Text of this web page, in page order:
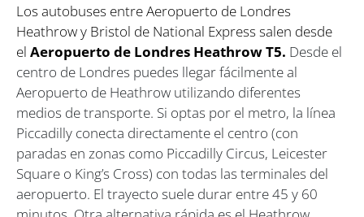
Los autobuses entre Aeropuerto de Londres
Heathrow y Bristol de National Express salen desde
el Aeropuerto de Londres Heathrow T5. Desde el
centro de Londres puedes llegar fácilmente al
Aeropuerto de Heathrow utilizando diferentes
medios de transporte. Si optas por el metro, la línea
Piccadilly conecta directamente el centro (con
paradas en zonas como Piccadilly Circus, Leicester
Square o King’s Cross) con todas las terminales del
aeropuerto. El trayecto suele durar entre 45 y 60